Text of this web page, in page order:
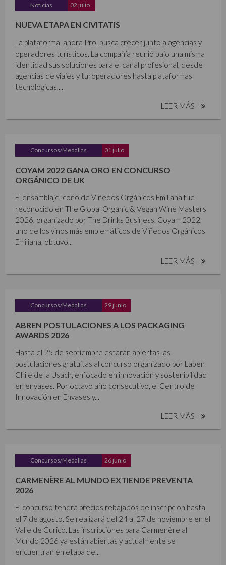
Noticias 02 julio
NUEVA ETAPA EN CIVITATIS
La plataforma, ahora Pro, busca crecer junto a agencias y
operadores turísticos. La compañía reunió bajo una misma
identidad sus soluciones para el canal profesional, desde
agencias de viajes y turoperadores hasta plataformas
tecnológicas,...
LEER MÁS
Concursos/Medallas 01 julio
COYAM 2022 GANA ORO EN CONCURSO
ORGÁNICO DE UK
El ensamblaje ícono de Viñedos Orgánicos Emiliana fue
reconocido en The Global Organic & Vegan Wine Masters
2026, organizado por The Drinks Business. Coyam 2022,
uno de los vinos más emblemáticos de Viñedos Orgánicos
Emiliana, obtuvo...
LEER MÁS
Concursos/Medallas 29 junio
ABREN POSTULACIONES A LOS PACKAGING
AWARDS 2026
Hasta el 25 de septiembre estarán abiertas las
postulaciones gratuitas al concurso organizado por Laben
Chile de la Usach, enfocado en innovación y sostenibilidad
en envases. Por octavo año consecutivo, el Centro de
Innovación en Envases y...
LEER MÁS
Concursos/Medallas 26 junio
CARMENÈRE AL MUNDO EXTIENDE PREVENTA
2026
El concurso tendrá precios rebajados de inscripción hasta
el 7 de agosto. Se realizará del 24 al 27 de noviembre en el
Valle de Curicó. Las inscripciones para Carmenère al
Mundo 2026 ya están abiertas y actualmente se
encuentran en etapa de...